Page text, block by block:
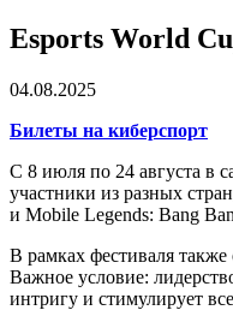
Esports World
04.08.2025
Билеты на киберспорт
С 8 июля по 24 августа в
участники из разных
и Mobile Legends: Bang
В рамках фестиваля
Важное условие:
интригу и стимулирует